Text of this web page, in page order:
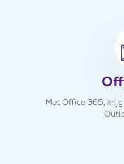
Met Office 365, krijg